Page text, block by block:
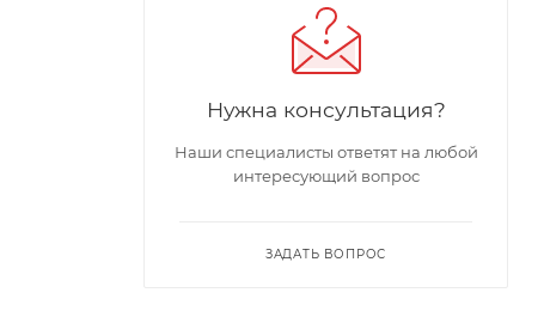
Нужна консультация?
Наши специалисты ответят на любой
интересующий вопрос
ЗАДАТЬ ВОПРОС